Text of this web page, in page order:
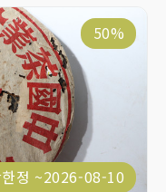
반에 좋은 대수
장일대 대수차로
없이 대수차로
기 어렵습니다.
의해서 할인
생,숙 구분하기
한정 ~2026-08-10
50%